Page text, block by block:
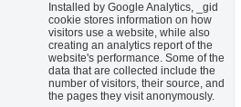
Installed by Google Analytics, _gid
cookie stores information on how
visitors use a website, while also
creating an analytics report of the
website's performance. Some of the
data that are collected include the
number of visitors, their source, and
the pages they visit anonymously.